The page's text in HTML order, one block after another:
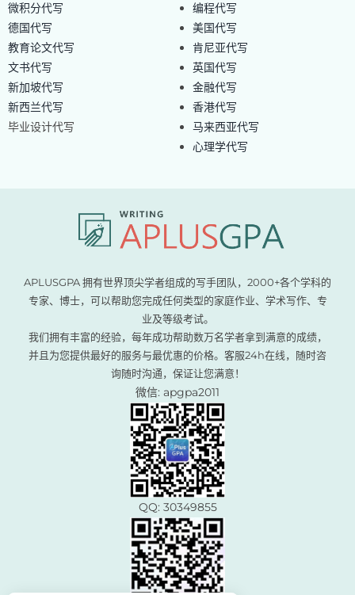
微积分代写
德国代写
教育论文代写
文书代写
新加坡代写
新西兰代写
毕业设计代写
编程代写
美国代写
肯尼亚代写
英国代写
金融代写
香港代写
马来西亚代写
心理学代写
APLUSGPA 拥有世界顶尖学者组成的写手团队，2000+各个学科的
专家、博士，可以帮助您完成任何类型的家庭作业、学术写作、专
业及等级考试。
我们拥有丰富的经验，每年成功帮助数万名学者拿到满意的成绩，
并且为您提供最好的服务与最优惠的价格。客服24h在线，随时咨
询随时沟通，保证让您满意！
微信: apgpa2011
QQ: 30349855